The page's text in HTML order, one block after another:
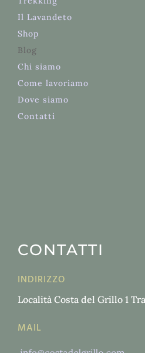
Il Lavandeto
Shop
Blog
Chi siamo
Come lavoriamo
Dove siamo
Contatti
CONTATTI
INDIRIZZO
Località Costa del Grillo 1
MAIL